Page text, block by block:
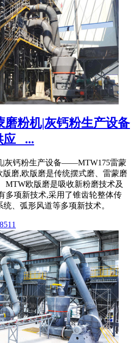
磨粉机|灰钙粉生产设备
_ ...
|灰钙粉生产设备——MTW175雷蒙
版磨,欧版磨是传统摆式磨、雷蒙磨
MTW欧版磨是吸收新粉磨技术及
多项新技术,采用了锥齿轮整体传
、弧形风道等多项新技术。